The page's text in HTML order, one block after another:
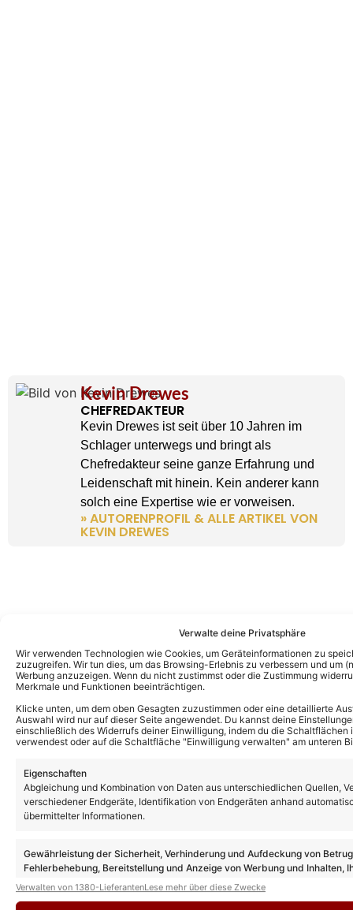
Verwalte deine Privatsphäre
Wir verwenden Technologien wie Cookies, um Geräteinformationen zu
zuzugreifen. Wir tun dies, um das Browsing-Erlebnis zu verbessern und um
Werbung anzuzeigen. Wenn du nicht zustimmst oder die Zustimmung
Merkmale und Funktionen beeinträchtigen.
Klicke unten, um dem oben Gesagten zuzustimmen oder eine detaillierte
Auswahl wird nur auf dieser Seite angewendet. Du kannst deine
einschließlich des Widerrufs deiner Einwilligung, indem du die
verwendest oder auf die Schaltfläche "Einwilligung verwalten" am unteren
Eigenschaften
Abgleichung und Kombination von Daten aus unterschiedlichen Quellen,
verschiedener Endgeräte, Identifikation von Endgeräten anhand
übermittelter Informationen.
Gewährleistung der Sicherheit, Verhinderung und Aufdeckung von
Fehlerbehebung, Bereitstellung und Anzeige von Werbung und Inhalten,
Entscheidungen zum Datenschutz speichern und übermitteln.
Verwalten von 1380-LieferantenLese mehr über diese Zwecke
Kevin Drewes
CHEFREDAKTEUR
Kevin Drewes ist seit über 10 Jahren im
Schlager unterwegs und bringt als
Chefredakteur seine ganze Erfahrung und
Leidenschaft mit hinein. Kein anderer kann
solch eine Expertise wie er vorweisen.
» AUTORENPROFIL & ALLE ARTIKEL VON
KEVIN DREWES